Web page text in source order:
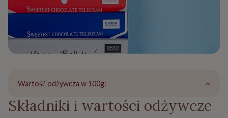
Wartość odżywcza w 100g:
Składniki i wartości odżywcze